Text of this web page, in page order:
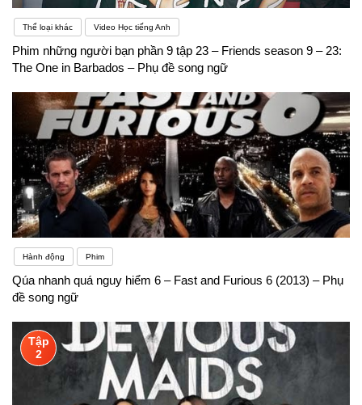
Thể loại khác Video Học tiếng Anh
Phim những người bạn phần 9 tập 23 – Friends season 9 – 23:
The One in Barbados – Phụ đề song ngữ
Hành động Phim
Qúa nhanh quá nguy hiểm 6 – Fast and Furious 6 (2013) – Phụ
đề song ngữ
Tập
2